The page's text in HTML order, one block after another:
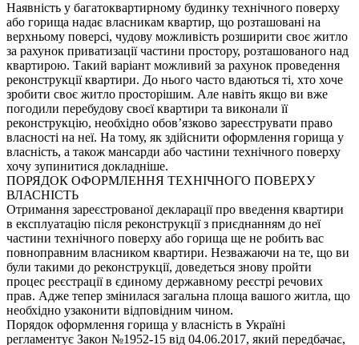
Наявність у багатоквартирному будинку технічного поверху
або горища надає власникам квартир, що розташовані на
верхньому поверсі, чудову можливість розширити своє житло
за рахунок приватизації частини простору, розташованого над
квартирою. Такий варіант можливий за рахунок проведення
реконструкції квартири. До нього часто вдаються ті, хто хоче
зробити своє житло просторішим. Але навіть якщо ви вже
погодили перебудову своєї квартири та виконали її
реконструкцію, необхідно обов’язково зареєструвати право
власності на неї. На тому, як здійснити оформлення горища у
власність, а також мансарди або частини технічного поверху
хочу зупинитися докладніше.
ПОРЯДОК ОФОРМЛЕННЯ ТЕХНІЧНОГО ПОВЕРХУ
ВЛАСНІСТЬ
Отримання зареєстрованої декларації про введення квартири
в експлуатацію після реконструкції з приєднанням до неї
частини технічного поверху або горища ще не робить вас
повноправним власником квартири. Незважаючи на те, що ви
були такими до реконструкції, доведеться знову пройти
процес реєстрації в єдиному державному реєстрі речових
прав. Адже тепер змінилася загальна площа вашого житла, що
необхідно узаконити відповідним чином.
Порядок оформлення горища у власність в Україні
регламентує Закон №1952-15 від 04.06.2017, який передбачає,